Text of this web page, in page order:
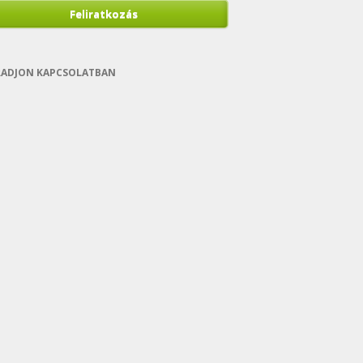
Feliratkozás
KAPCSOLATBAN